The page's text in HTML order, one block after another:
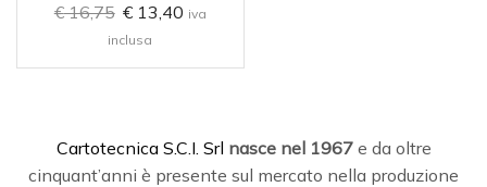
€16,75 €13,40 iva
inclusa
Cartotecnica S.C.I. Srl nasce nel 1967e da oltre
cinquant’anni è presente sul mercato nella produzione